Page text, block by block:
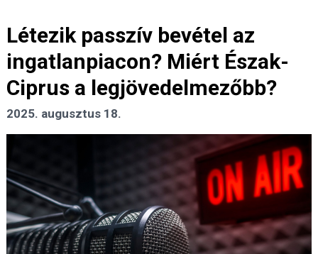
Létezik passzív bevétel az
ingatlanpiacon? Miért Észak-
Ciprus a legjövedelmezőbb?
2025. augusztus 18.